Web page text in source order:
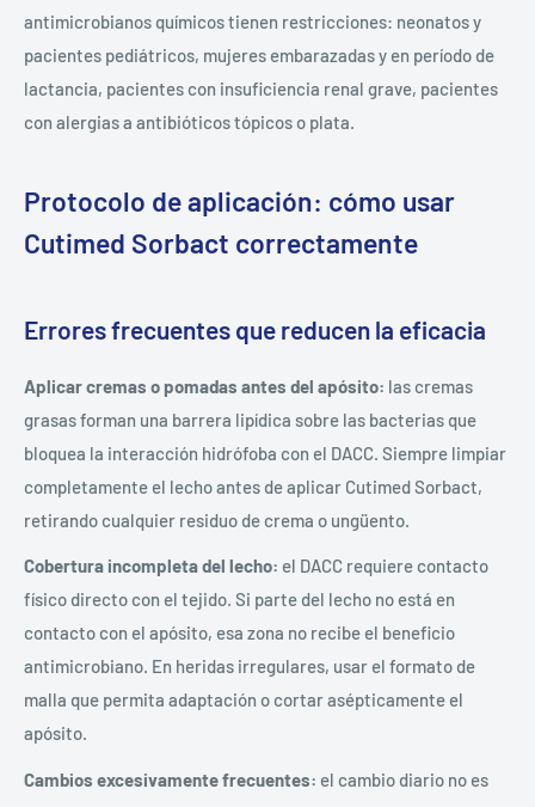
antimicrobianos químicos tienen restricciones: neonatos y
pacientes pediátricos, mujeres embarazadas y en período de
lactancia, pacientes con insuficiencia renal grave, pacientes
con alergias a antibióticos tópicos o plata.
Protocolo de aplicación: cómo usar
Cutimed Sorbact correctamente
Errores frecuentes que reducen la eficacia
Aplicar cremas o pomadas antes del apósito: las cremas
grasas forman una barrera lipídica sobre las bacterias que
bloquea la interacción hidrófoba con el DACC. Siempre limpiar
completamente el lecho antes de aplicar Cutimed Sorbact,
retirando cualquier residuo de crema o ungüento.
Cobertura incompleta del lecho: el DACC requiere contacto
físico directo con el tejido. Si parte del lecho no está en
contacto con el apósito, esa zona no recibe el beneficio
antimicrobiano. En heridas irregulares, usar el formato de
malla que permita adaptación o cortar asépticamente el
apósito.
Cambios excesivamente frecuentes: el cambio diario no es